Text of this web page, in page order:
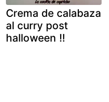
Crema de calabaza
al curry post
halloween !!